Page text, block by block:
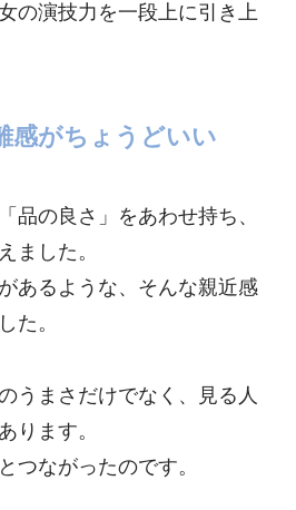
の演技力を一段上に引き上
感がちょうどいい
品の良さ」をあわせ持ち、
ました。
あるような、そんな親近感
た。
うまさだけでなく、見る人
ります。
つながったのです。